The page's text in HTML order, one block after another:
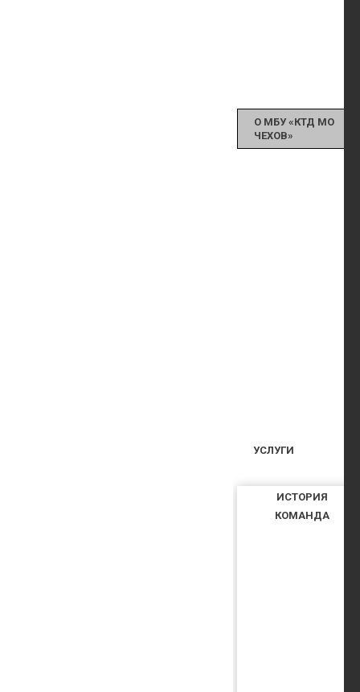
О МБУ «КТД МО
ЧЕХОВ»
ИСТОРИЯ
КОМАНДА
УСЛУГИ